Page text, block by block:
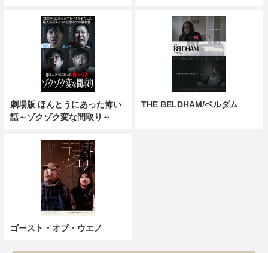
劇場版 ほんとうにあった怖い
話～ゾクゾク変な間取り～
THE BELDHAM/ベルダム
ゴースト・オブ・ウエノ